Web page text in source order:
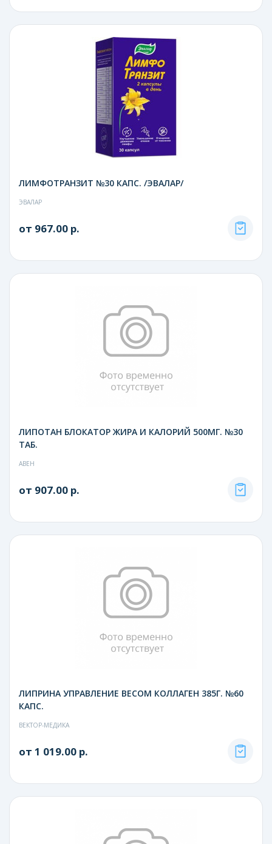
ЛИМФОТРАНЗИТ №30 КАПС. /ЭВАЛАР/
ЭВАЛАР
от 967.00 р.
ЛИПОТАН БЛОКАТОР ЖИРА И КАЛОРИЙ 500МГ. №30
ТАБ.
АВЕН
от 907.00 р.
ЛИПРИНА УПРАВЛЕНИЕ ВЕСОМ КОЛЛАГЕН 385Г. №60
КАПС.
ВЕКТОР-МЕДИКА
от 1 019.00 р.